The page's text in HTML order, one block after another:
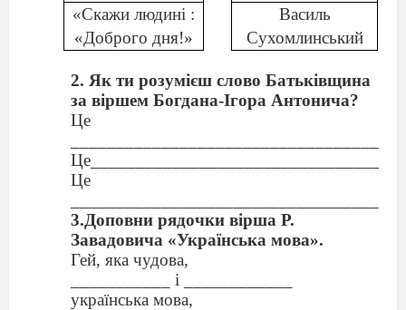
«Скажи людині :
«Доброго дня!»
Василь
Сухомлинський
2. Як ти розумієш слово Батьківщина
за віршем Богдана-Ігора Антонича?
Це
Це
3.Доповни рядочки вірша Р.
Завадовича «Українська мова».
Гей, яка чудова,
___________ і ____________
українська мова,